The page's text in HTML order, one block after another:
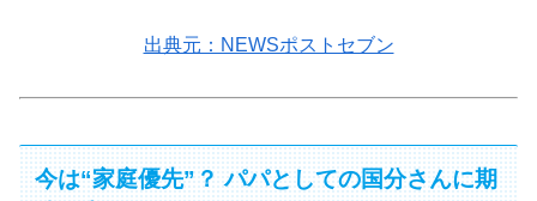
出典元：NEWSポストセブン
今は“家庭優先”？ パパとしての国分さんに期